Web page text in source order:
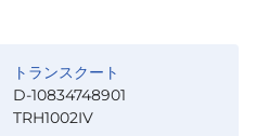
トランスクート
D-10834748901
TRH1002IV